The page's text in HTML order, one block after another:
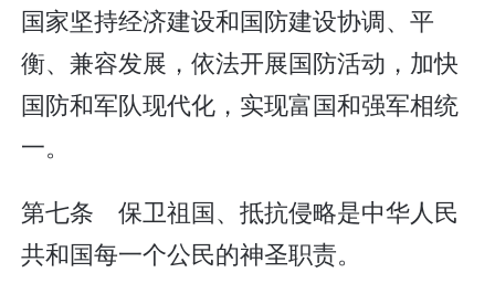
国家坚持经济建设和国防建设协调、平
衡、兼容发展，依法开展国防活动，加快
国防和军队现代化，实现富国和强军相统
一。
第七条 保卫祖国、抵抗侵略是中华人民
共和国每一个公民的神圣职责。